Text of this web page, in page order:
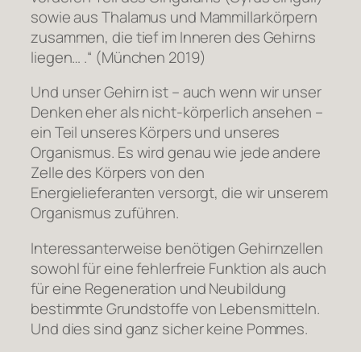
sowie aus Thalamus und Mammillarkörpern
zusammen, die tief im Inneren des Gehirns
liegen… .“ (München 2019)
Und unser Gehirn ist – auch wenn wir unser
Denken eher als nicht-körperlich ansehen –
ein Teil unseres Körpers und unseres
Organismus. Es wird genau wie jede andere
Zelle des Körpers von den
Energielieferanten versorgt, die wir unserem
Organismus zuführen.
Interessanterweise benötigen Gehirnzellen
sowohl für eine fehlerfreie Funktion als auch
für eine Regeneration und Neubildung
bestimmte Grundstoffe von Lebensmitteln.
Und dies sind ganz sicher keine Pommes.